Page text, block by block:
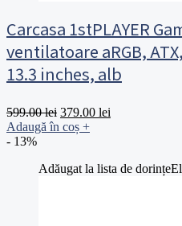
Carcasa 1stPLAYER
ventilatoare aRGB,
13.3 inches, alb
599.00lei Prețul
inițial
599.00 lei.
379.00 lei
Adaugă în coș +
- 13%
Adăugat la lista de dorințe